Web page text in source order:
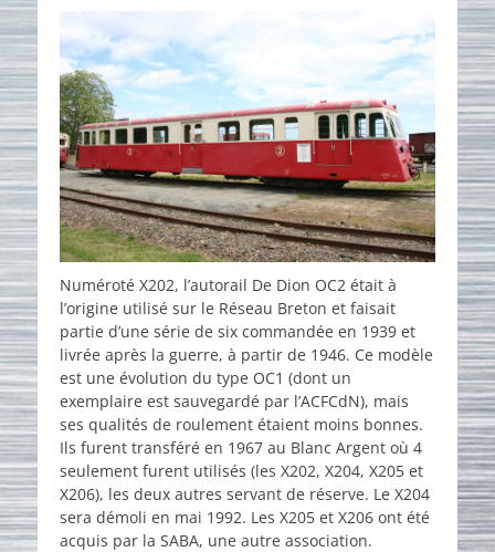
Numéroté X202, l’autorail De Dion OC2 était à
l’origine utilisé sur le Réseau Breton et faisait
partie d’une série de six commandée en 1939 et
livrée après la guerre, à partir de 1946. Ce modèle
est une évolution du type OC1 (dont un
exemplaire est sauvegardé par l’ACFCdN), mais
ses qualités de roulement étaient moins bonnes.
Ils furent transféré en 1967 au Blanc Argent où 4
seulement furent utilisés (les X202, X204, X205 et
X206), les deux autres servant de réserve. Le X204
sera démoli en mai 1992. Les X205 et X206 ont été
acquis par la SABA, une autre association.